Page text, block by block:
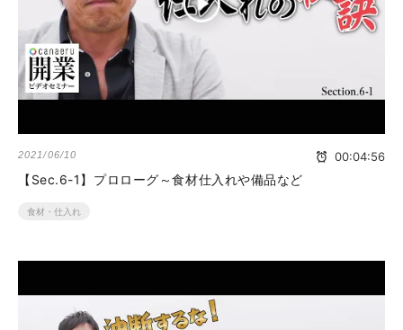
2021/06/10 00:04:56
【Sec.6-1】プロローグ～食材仕入れや備品など
食材・仕入れ